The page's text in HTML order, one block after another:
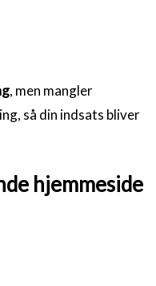
, men mangler
så din indsats bliver
hjemmeside